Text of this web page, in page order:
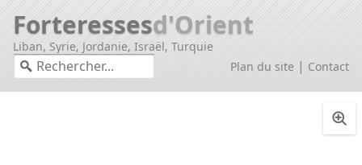
Forteressesd'Orient
Liban, Syrie, Jordanie, Israël, Turquie
Plan du site | Contact